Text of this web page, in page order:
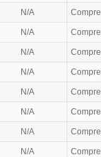
N/A
N/A
N/A
N/A
N/A
N/A
N/A
N/A